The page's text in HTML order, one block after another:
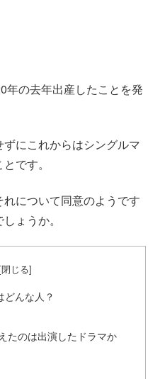
年の去年出産したことを発
にこれからはシングルマ
です。
について同意のようです
ょうか。
どんな人？
たのは出演したドラマか